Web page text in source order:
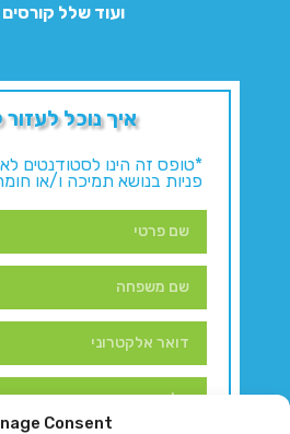
Consent
ועוד שלל קורסים
איך נוכל
*טופס זה הינו לסטודנטים
פניות בנושא תמיכה ו/או חומר